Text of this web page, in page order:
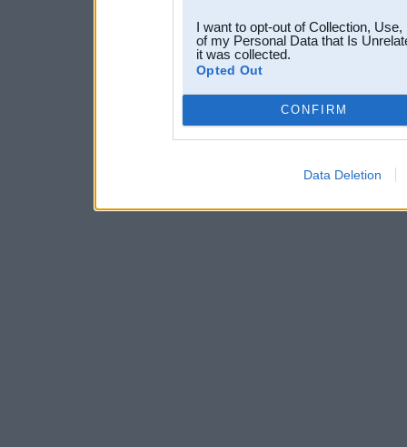
I want to opt-out of Collection,
of my Personal Data that Is
it was collected.
Opted Out
CONFIRM
Data Deletion